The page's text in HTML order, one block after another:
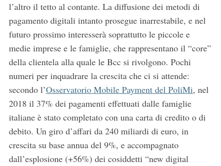
l’altro il tetto al contante. La diffusione dei metodi di
pagamento digitali intanto prosegue inarrestabile, e nel
futuro prossimo interesserà soprattutto le piccole e
medie imprese e le famiglie, che rappresentano il “core”
della clientela alla quale le Bcc si rivolgono. Pochi
numeri per inquadrare la crescita che ci si attende:
secondo l’Osservatorio Mobile Payment del PoliMi, nel
2018 il 37% dei pagamenti effettuati dalle famiglie
italiane è stato completato con una carta di credito o di
debito. Un giro d’affari da 240 miliardi di euro, in
crescita su base annua del 9%, e accompagnato
dall’esplosione (+56%) dei cosiddetti “new digital